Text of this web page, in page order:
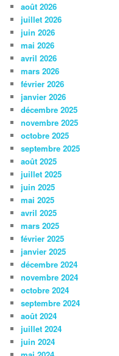
août 2026
juillet 2026
juin 2026
mai 2026
avril 2026
mars 2026
février 2026
janvier 2026
décembre 2025
novembre 2025
octobre 2025
septembre 2025
août 2025
juillet 2025
juin 2025
mai 2025
avril 2025
mars 2025
février 2025
janvier 2025
décembre 2024
novembre 2024
octobre 2024
septembre 2024
août 2024
juillet 2024
juin 2024